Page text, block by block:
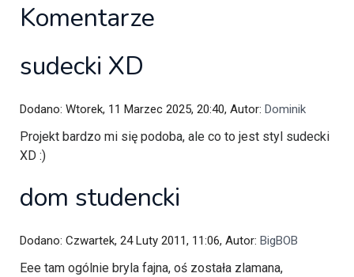
Komentarze
sudecki XD
Dodano: Wtorek, 11 Marzec 2025, 20:40, Autor: Dominik
Projekt bardzo mi się podoba, ale co to jest styl sudecki
XD :)
dom studencki
Dodano: Czwartek, 24 Luty 2011, 11:06, Autor: BigBOB
Eee tam ogólnie bryla fajna, oś została zlamana,